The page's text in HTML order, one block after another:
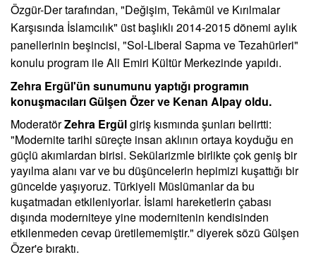
Özgür-Der tarafından, "Değişim, Tekâmül ve Kırılmalar
Karşısında İslamcılık" üst başlıklı 2014-2015 dönemi aylık
panellerinin beşincisi, "Sol-Liberal Sapma ve Tezahürleri"
konulu program ile Ali Emiri Kültür Merkezinde yapıldı.
Zehra Ergül'ün sunumunu yaptığı programın
konuşmacıları Gülşen Özer ve Kenan Alpay oldu.
ModeratörZehra Ergülgiriş kısmında şunları belirtti:
"Modernite tarihi süreçte insan aklının ortaya koyduğu en
güçlü akımlardan birisi. Sekülarizmle birlikte çok geniş bir
yayılma alanı var ve bu düşüncelerin hepimizi kuşattığı bir
güncelde yaşıyoruz. Türkiyeli Müslümanlar da bu
kuşatmadan etkileniyorlar. İslami hareketlerin çabası
dışında moderniteye yine modernitenin kendisinden
etkilenmeden cevap üretilememiştir." diyerek sözü Gülşen
Özer'e bıraktı.